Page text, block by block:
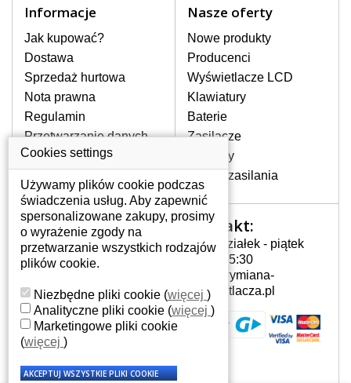
stronie internetowej ją znajdziesz za
pomocy wyszukiwarki. Wystarczy znać
model laptopa. Przy każdej klawiaturze
nie może brakować szczególowe zdjęcie
do aktualnego stanu naszego magazynu.
W JAKI SPOSÓB MOŻE SIĘ
PRZEJAWIAĆ USTERKA
Częstymi objawami są pomijanie liter
czy wyświetlanie innych liter oraz
dublowanie tych samych znaków. W
przypadku podlicia klawisze nie
powrócą do pierwotnej pozycji. Albo
też uszkodzenie mechaniczne, np.
JAK TO DZIAŁA?
Klawiatura składa się z kilku
warstw folii, z których przewodzą
przewodzące warstwy.
Informacje
Jak kupować?
Dostawa
Sprzedaż hurtowa
Nota prawna
Regulamin
Przetwarzanie danych
osobowych
Gdzie nas znajdziesz
Nasze oferty
Nowe produkty
Producenci
Wyświetlacze LCD
Klawiatury
Baterie
Zasilacze
Zawiasy
Złącza zasilania
Twoje konto
Twoje konto
Dane osobowe
Adresy
Historia zamówień
Kontakt:
Poniedziałek - piątek
7:00 - 15:30
info@wymiana-
wyswietlacza.pl
Cookies settings
Używamy plików cookie podczas
świadczenia usług. Aby zapewnić
spersonalizowane zakupy, prosimy
o wyrażenie zgody na
przetwarzanie wszystkich rodzajów
plików cookie.
Niezbędne pliki cookie (więcej )
Analityczne pliki cookie (więcej )
Marketingowe pliki cookie
(więcej )